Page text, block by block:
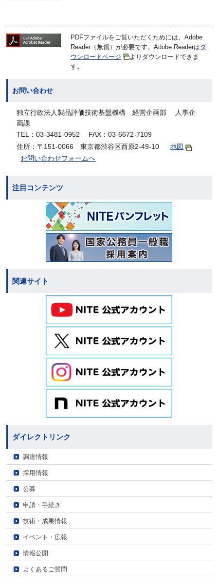
PDFファイルをご覧いただくためには、Adobe
Reader（無償）が必要です。Adobe Readerはダ
ウンロードページ
よりダウンロードできま
す。
お問い合わせ
独立行政法人製品評価技術基盤機構 経営企画部 人事企
画課
TEL：03-3481-0952 FAX：03-6672-7109
住所：〒151-0066 東京都渋谷区西原2-49-10
地図
お問い合わせフォームへ
注目コンテンツ
関連サイト
ダイレクトリンク
調達情報
採用情報
公募
申請・手続き
技術・成果情報
イベント・広報
情報公開
よくあるご質問